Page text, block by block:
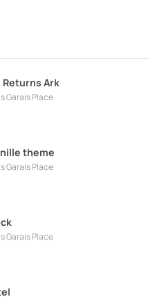
Ark
Garais Place
theme
Garais Place
Garais Place